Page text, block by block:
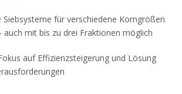
Siebsysteme für verschiedene Korngrößen
auch mit bis zu drei Fraktionen möglich
auf Effizienzsteigerung und Lösung